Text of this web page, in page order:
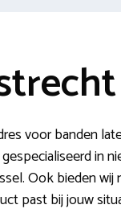
voor banden
in
Ook bieden wij
past bij jouw